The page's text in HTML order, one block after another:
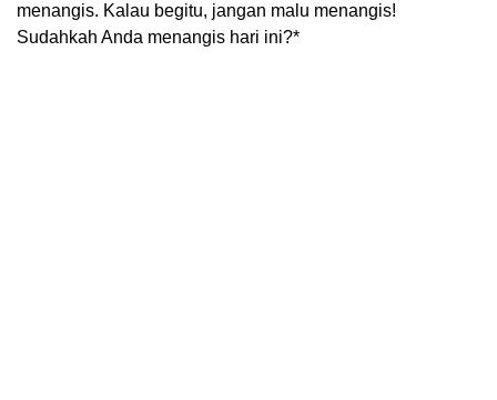
menangis. Kalau begitu, jangan malu menangis!
Sudahkah Anda menangis hari ini?*⁠⁠⁠⁠